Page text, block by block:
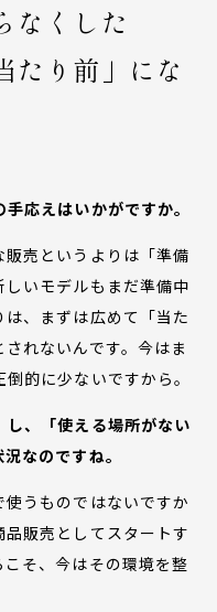
なくした
たり前」にな
応えはいかがですか。
売というよりは「準備
いモデルもまだ準備中
、まずは広めて「当た
れないんです。今はま
的に少ないですから。
し、「使える場所がない
なのですね。
うものではないですか
販売としてスタートす
そ、今はその環境を整